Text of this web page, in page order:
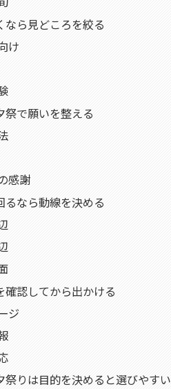
なら見どころを絞る
け
祭で願いを整える
感謝
るなら動線を決める
確認してから出かける
ジ
祭りは目的を決めると選びやすい